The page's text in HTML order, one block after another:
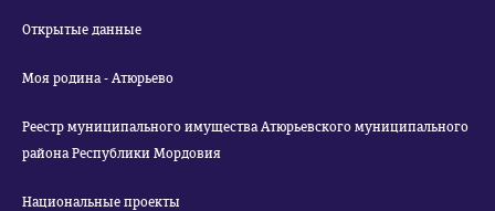
Открытые данные
Моя родина - Атюрьево
Реестр муниципального имущества Атюрьевского муниципального
района Республики Мордовия
Национальные проекты